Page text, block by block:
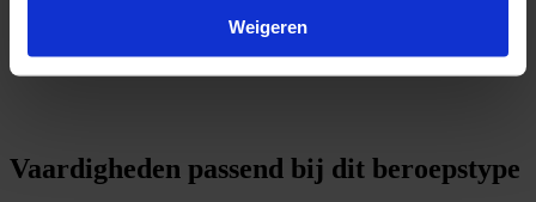
Weigeren
Vaardigheden passend bij dit beroepstype